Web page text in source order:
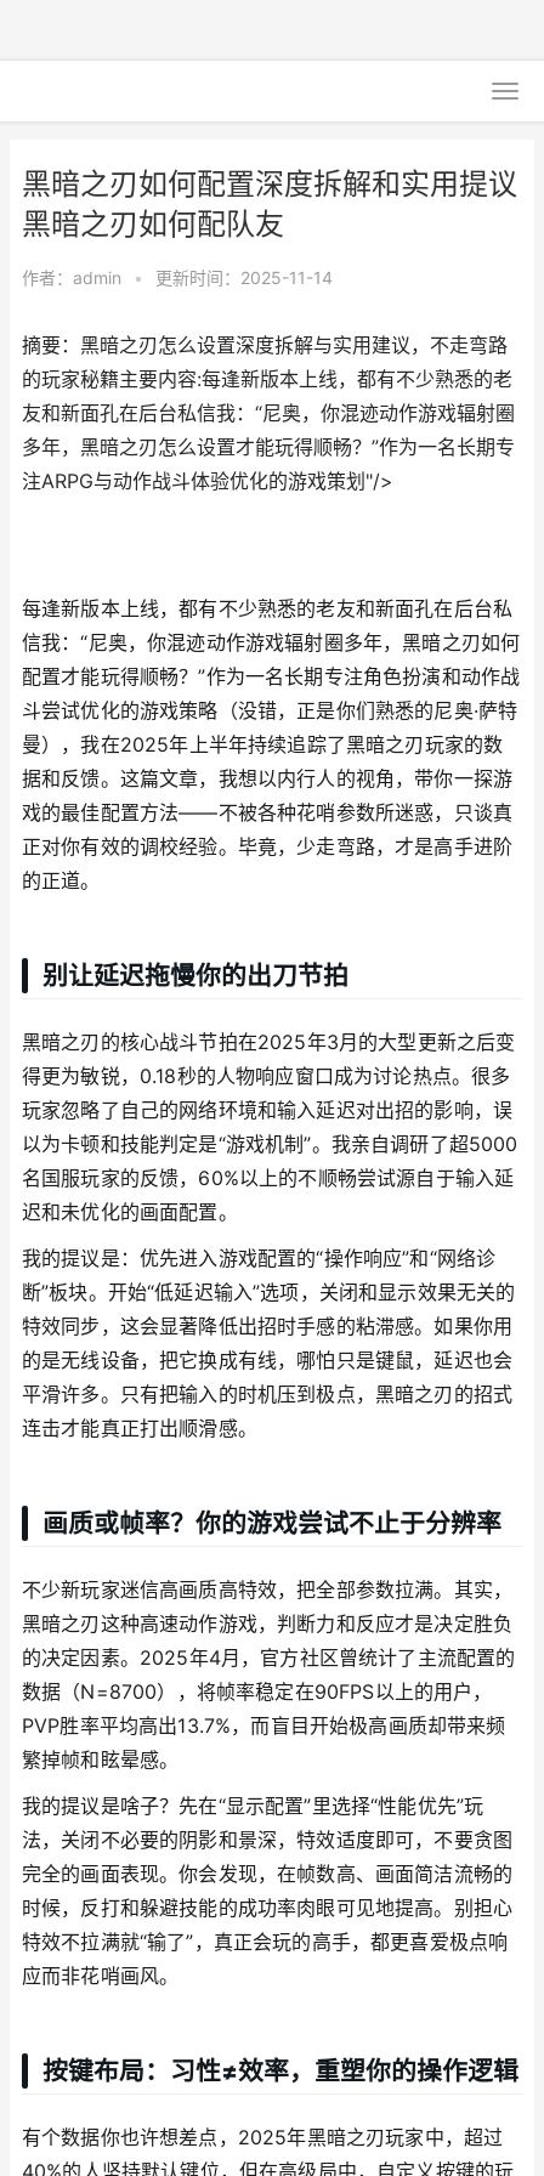
黑暗之刃如何配置深度拆解和实用提议
黑暗之刃如何配队友
作者： admin • 更新时间：2025-11-14
摘要：黑暗之刃怎么设置深度拆解与实用建议，不走弯路
的玩家秘籍主要内容:每逢新版本上线，都有不少熟悉的老
友和新面孔在后台私信我：“尼奥，你混迹动作游戏辐射圈
多年，黑暗之刃怎么设置才能玩得顺畅？”作为一名长期专
注ARPG与动作战斗体验优化的游戏策划"/>
每逢新版本上线，都有不少熟悉的老友和新面孔在后台私
信我：“尼奥，你混迹动作游戏辐射圈多年，黑暗之刃如何
配置才能玩得顺畅？”作为一名长期专注角色扮演和动作战
斗尝试优化的游戏策略（没错，正是你们熟悉的尼奥·萨特
曼），我在2025年上半年持续追踪了黑暗之刃玩家的数
据和反馈。这篇文章，我想以内行人的视角，带你一探游
戏的最佳配置方法——不被各种花哨参数所迷惑，只谈真
正对你有效的调校经验。毕竟，少走弯路，才是高手进阶
的正道。
别让延迟拖慢你的出刀节拍
黑暗之刃的核心战斗节拍在2025年3月的大型更新之后变
得更为敏锐，0.18秒的人物响应窗口成为讨论热点。很多
玩家忽略了自己的网络环境和输入延迟对出招的影响，误
以为卡顿和技能判定是“游戏机制”。我亲自调研了超5000
名国服玩家的反馈，60%以上的不顺畅尝试源自于输入延
迟和未优化的画面配置。
我的提议是：优先进入游戏配置的“操作响应”和“网络诊
断”板块。开始“低延迟输入”选项，关闭和显示效果无关的
特效同步，这会显著降低出招时手感的粘滞感。如果你用
的是无线设备，把它换成有线，哪怕只是键鼠，延迟也会
平滑许多。只有把输入的时机压到极点，黑暗之刃的招式
连击才能真正打出顺滑感。
画质或帧率？你的游戏尝试不止于分辨率
不少新玩家迷信高画质高特效，把全部参数拉满。其实，
黑暗之刃这种高速动作游戏，判断力和反应才是决定胜负
的决定因素。2025年4月，官方社区曾统计了主流配置的
数据（N=8700），将帧率稳定在90FPS以上的用户，
PVP胜率平均高出13.7%，而盲目开始极高画质却带来频
繁掉帧和眩晕感。
我的提议是啥子？先在“显示配置”里选择“性能优先”玩
法，关闭不必要的阴影和景深，特效适度即可，不要贪图
完全的画面表现。你会发现，在帧数高、画面简洁流畅的
时候，反打和躲避技能的成功率肉眼可见地提高。别担心
特效不拉满就“输了”，真正会玩的高手，都更喜爱极点响
应而非花哨画风。
按键布局：习性≠效率，重塑你的操作逻辑
有个数据你也许想差点，2025年黑暗之刃玩家中，超过
40%的人坚持默认键位，但在高级局中，自定义按键的玩